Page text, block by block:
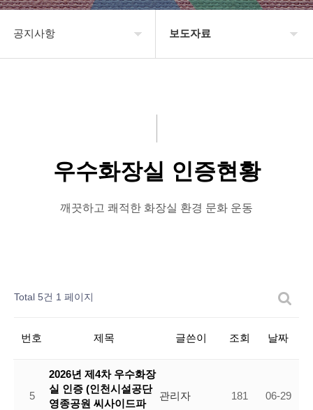
공지사항
시상관련
보도자료
미운화장실
시민이뽑은Best&Worst
우수화장실 인증현황
깨끗하고 쾌적한 화장실 환경 문화 운동
Total 5건 1 페이지
번호 제목 글쓴이 조회 날짜
5
2026년 제4차 우수화장
실 인증 (인천시설공단
영종공원 씨사이드파
관리자 181 06-29